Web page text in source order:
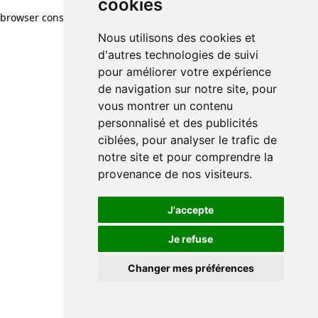
cookies
Nous utilisons des cookies et
d'autres technologies de suivi
pour améliorer votre expérience
de navigation sur notre site, pour
vous montrer un contenu
personnalisé et des publicités
ciblées, pour analyser le trafic de
notre site et pour comprendre la
provenance de nos visiteurs.
J'accepte
Je refuse
Changer mes préférences
browser console for more information)